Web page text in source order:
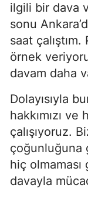
ilgili bir dava
sonu
saat
örnek
davam daha
Dolayısıyla
hakkımızı
çalışıyoruz.
çoğunluğuna
hiç
davayla